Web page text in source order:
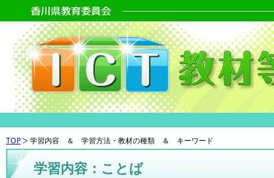
TOP 学習内容 ＆ 学習方法・教材の種類 ＆ キーワード
学習内容：ことば